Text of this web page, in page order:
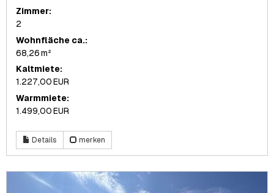
Zimmer:
2
Wohnfläche ca.:
68,26 m²
Kaltmiete:
1.227,00 EUR
Warmmiete:
1.499,00 EUR
Details merken